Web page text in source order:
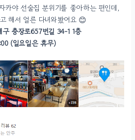
카야 선술집 분위기를 좋아하는 편인데,
해서 얼른 다녀와봤어요 😊
충장로657번길 34-1 1층
(일요일은 휴무)